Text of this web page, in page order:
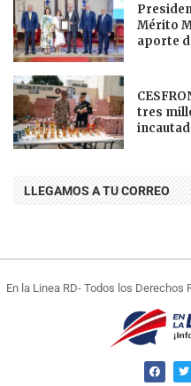
Mérito
aporte
tres
LLEGAMOS A TU CORREO
En la Linea RD- Todos los Derechos